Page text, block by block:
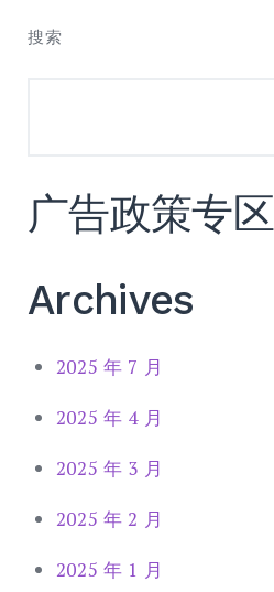
搜索
广告政策专区
Archives
2025 年 7 月
2025 年 4 月
2025 年 3 月
2025 年 2 月
2025 年 1 月